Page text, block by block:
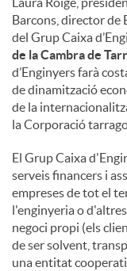
c
o
n
t
i
Barcons, director de
del Grup Caixa
de la Cambra de
d’Enginyers farà
de dinamització
de la
la Corporació
El Grup Caixa
serveis financers i
empreses de tot el
l'enginyeria o
negoci propi (els
de ser solvent,
una entitat